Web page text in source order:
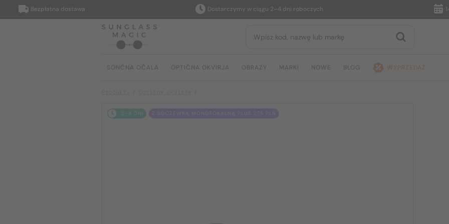
Bezpłatna dostawa Dostarczymy w ciągu 2–4 dni roboczych 14
SONČNA OČALA OPTIČNA OKVIRJA OBRAZY MARKI NOWE BLOG WYPRZEDAŻ
2-4 DNI